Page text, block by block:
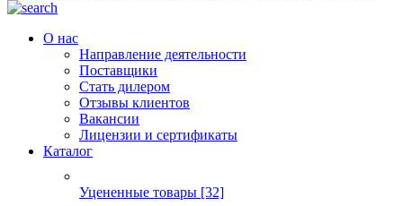
О нас
Направление деятельности
Поставщики
Стать дилером
Отзывы клиентов
Вакансии
Лицензии и сертификаты
Каталог
Уцененные товары [32]